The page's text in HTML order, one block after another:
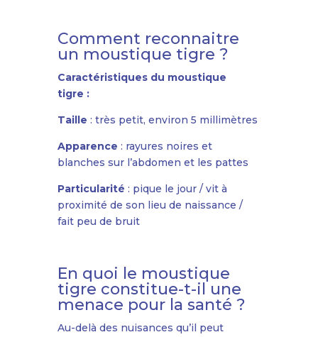
Comment reconnaitre
un moustique tigre ?
Caractéristiques du moustique
tigre :
Taille : très petit, environ 5 millimètres
Apparence : rayures noires et
blanches sur l’abdomen et les pattes
Particularité : pique le jour / vit à
proximité de son lieu de naissance /
fait peu de bruit
En quoi le moustique
tigre constitue-t-il une
menace pour la santé ?
Au-delà des nuisances qu’il peut